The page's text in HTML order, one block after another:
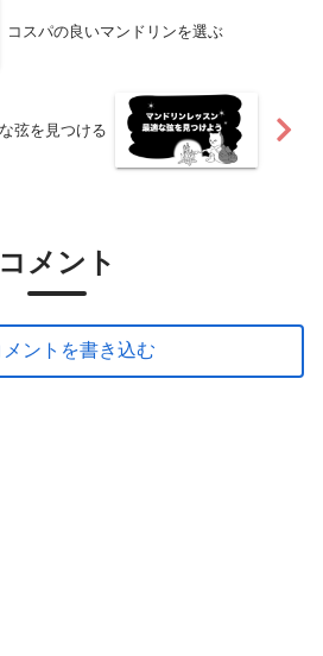
コスパの良いマンドリンを選ぶ
弦を見つける
コメント
メントを書き込む